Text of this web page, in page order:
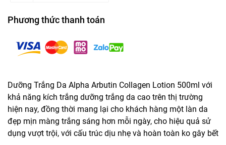
Phương thức thanh toán
Dưỡng Trắng Da Alpha Arbutin Collagen Lotion 500ml với
khả năng kích trắng dưỡng trắng da cao trên thị trường
hiện nay, đồng thời mang lại cho khách hàng một làn da
đẹp mịn màng trắng sáng hơn mỗi ngày, cho hiệu quả sử
dụng vượt trội, với cấu trúc dịu nhẹ và hoàn toàn ko gây bết